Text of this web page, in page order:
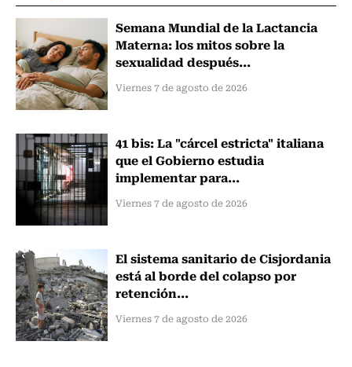
Semana Mundial de la Lactancia
Materna: los mitos sobre la
sexualidad después...
Viernes 7 de agosto de 2026
41 bis: La "cárcel estricta" italiana
que el Gobierno estudia
implementar para...
Viernes 7 de agosto de 2026
El sistema sanitario de Cisjordania
está al borde del colapso por
retención...
Viernes 7 de agosto de 2026